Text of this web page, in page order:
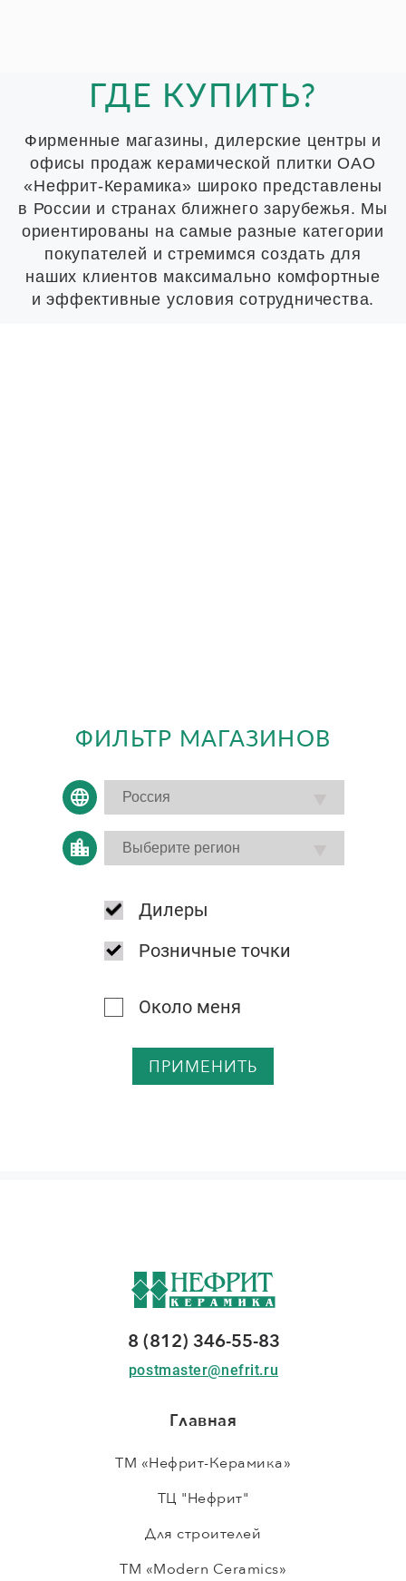
ГДЕ КУПИТЬ?
Фирменные магазины, дилерские центры и
офисы продаж керамической плитки ОАО
«Нефрит-Керамика» широко представлены
в России и странах ближнего зарубежья. Мы
ориентированы на самые разные категории
покупателей и стремимся создать для
наших клиентов максимально комфортные
и эффективные условия сотрудничества.
ФИЛЬТР МАГАЗИНОВ
Дилеры
Розничные точки
Около меня
ПРИМЕНИТЬ
8 (812) 346-55-83
postmaster@nefrit.ru
Главная
ТМ «Нефрит-Керамика»
ТЦ "Нефрит"
Для строителей
ТМ «Modern Ceramics»